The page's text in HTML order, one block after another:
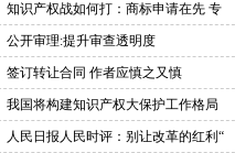
知识产权战如何打：商标申请在先 专
公开审理:提升审查透明度
签订转让合同 作者应慎之又慎
我国将构建知识产权大保护工作格局
人民日报人民时评：别让改革的红利“